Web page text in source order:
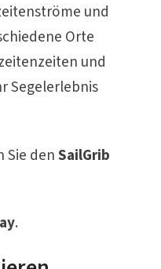
und
Orte
und
Segelerlebnis
Sie denSailGrib
.